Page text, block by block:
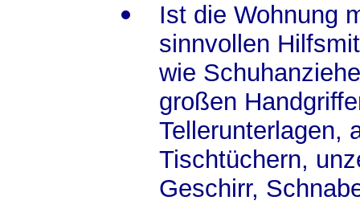
Ist die Wohnung
sinnvollen
wie
großen
Tellerunterlagen,
Tischtüchern,
Geschirr,